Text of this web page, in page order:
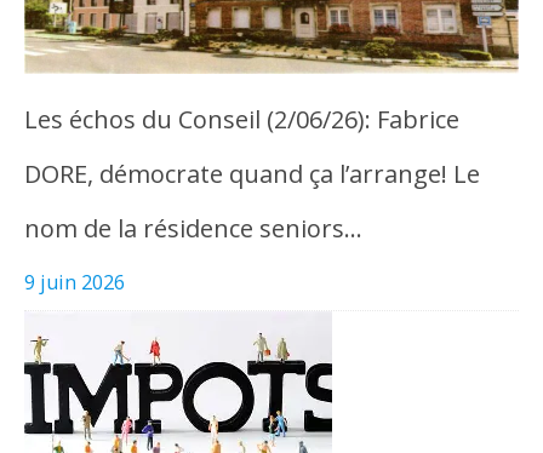
Les échos du Conseil (2/06/26): Fabrice
DORE, démocrate quand ça l’arrange! Le
nom de la résidence seniors…
9 juin 2026